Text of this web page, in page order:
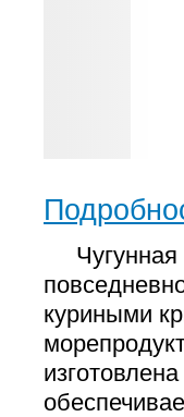
Чугунная
куриными